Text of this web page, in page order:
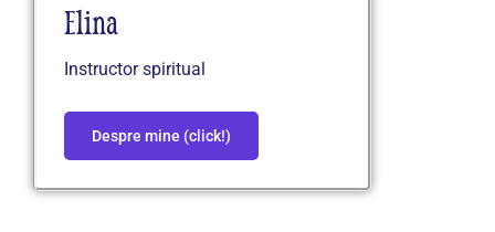
Elina
Instructor spiritual
Despre mine (click!)